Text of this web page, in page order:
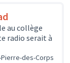
au collège
radio serait à
des-Corps